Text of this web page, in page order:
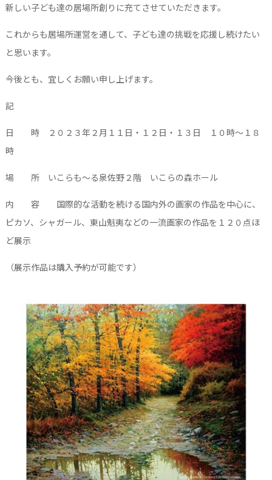
新しい子ども達の居場所創りに充てさせていただきます。
これからも居場所運営を通して、子ども達の挑戦を応援し続けたい
と思います。
今後とも、宜しくお願い申し上げます。
記
日 時
２０２３年２月１１日・１２日・１３日 １０時～１８
時
場 所 いこらも～る泉佐野２階 いこらの森ホール
内 容 国際的な活動を続ける国内外の画家の作品を中心に、
ピカソ、シャガール、東山魁夷などの一流画家の作品を１２０点ほ
ど展示
（展示作品は購入予約が可能です）